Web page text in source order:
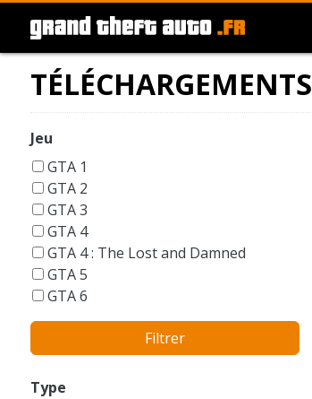
TÉLÉCHARGEMENTS
Jeu
GTA 1
GTA 2
GTA 3
GTA 4
GTA 4 : The Lost and Damned
GTA 5
GTA 6
GTA Liberty City Stories
GTA London 1969
GTA San Andreas
GTA Vice City
Filtrer
Type